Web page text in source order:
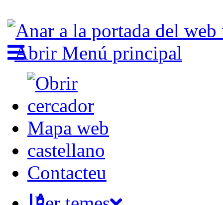
Abrir Menú principal
Mapa web
castellano
Contacteu